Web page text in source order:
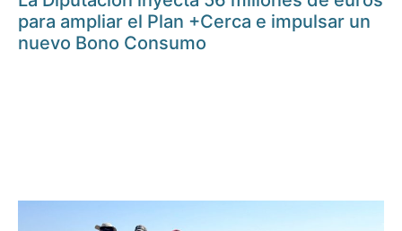
para ampliar el Plan +Cerca e impulsar un
nuevo Bono Consumo